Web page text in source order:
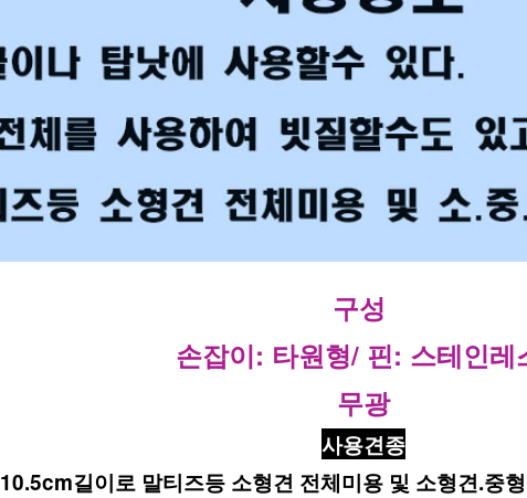
구성
손잡이: 타원형/ 핀: 스테인레
무광
사용견종
10.5cm길이로 말티즈등 소형견 전체미용 및 소형견.중